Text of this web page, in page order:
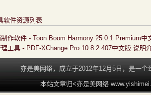
软件资源列表
作软件 - Toon Boom Harmony 25.0.1 Premium中
工具 - PDF-XChange Pro 10.8.2.407中文版 说明
亦是美网络，成立于2012年12月5日，是一
本站文章归<亦是美网络